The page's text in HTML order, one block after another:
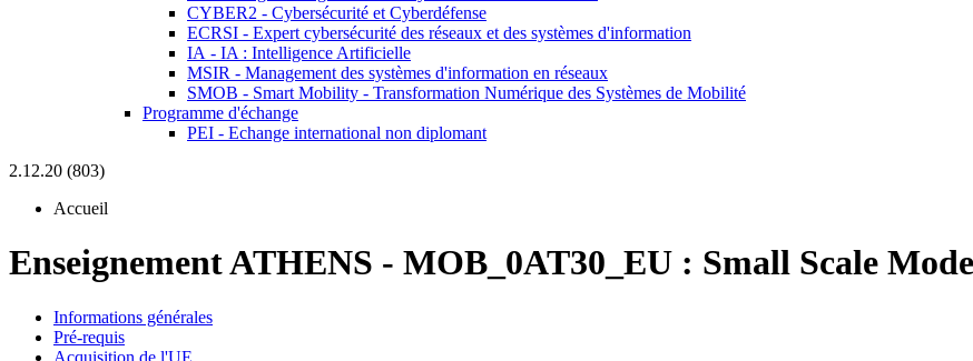
CYBER2 - Cybersécurité et Cyberdéfense
ECRSI - Expert cybersécurité des réseaux et des systèmes d'information
IA - IA : Intelligence Artificielle
MSIR - Management des systèmes d'information en réseaux
SMOB - Smart Mobility - Transformation Numérique des Systèmes de Mobilité
Programme d'échange
PEI - Echange international non diplomant
2.12.20 (803)
Accueil
Enseignement ATHENS - MOB_0AT30_EU : Small Scale
Informations générales
Pré-requis
Acquisition de l'UE